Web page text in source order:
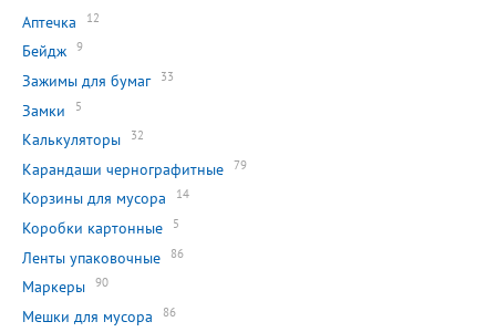
Аптечка 12
Бейдж 9
Зажимы для бумаг 33
Замки 5
Калькуляторы 32
Карандаши чернографитные 79
Корзины для мусора 14
Коробки картонные 5
Ленты упаковочные 86
Маркеры 90
Мешки для мусора 86